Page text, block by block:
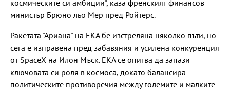
космическите си амбиции", каза френският финансов
министър Брюно льо Мер пред Ройтерс.
Ракетата "Ариана" на ЕКА бе изстреляна няколко пъти, но
сега е изправена пред забавяния и усилена конкуренция
от SpaceX на Илон Мъск. ЕКА се опитва да запази
ключовата си роля в космоса, докато балансира
политическите противоречия между големите и малките